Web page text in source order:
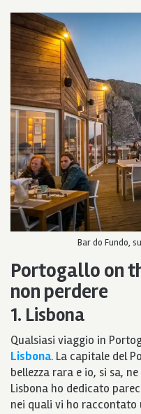
Bar do Fundo,
Portogallo on
non perdere
1. Lisbona
Qualsiasi viaggio in
Lisbona. La capitale del
bellezza rara e io, si sa,
Lisbona ho dedicato
nei quali vi ho raccontato